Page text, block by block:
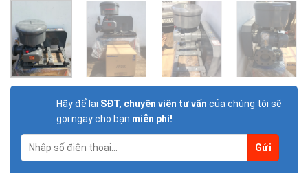
Hãy để lại SĐT, chuyên viên tư vấn của chúng tôi sẽ
gọi ngay cho bạn miễn phí!